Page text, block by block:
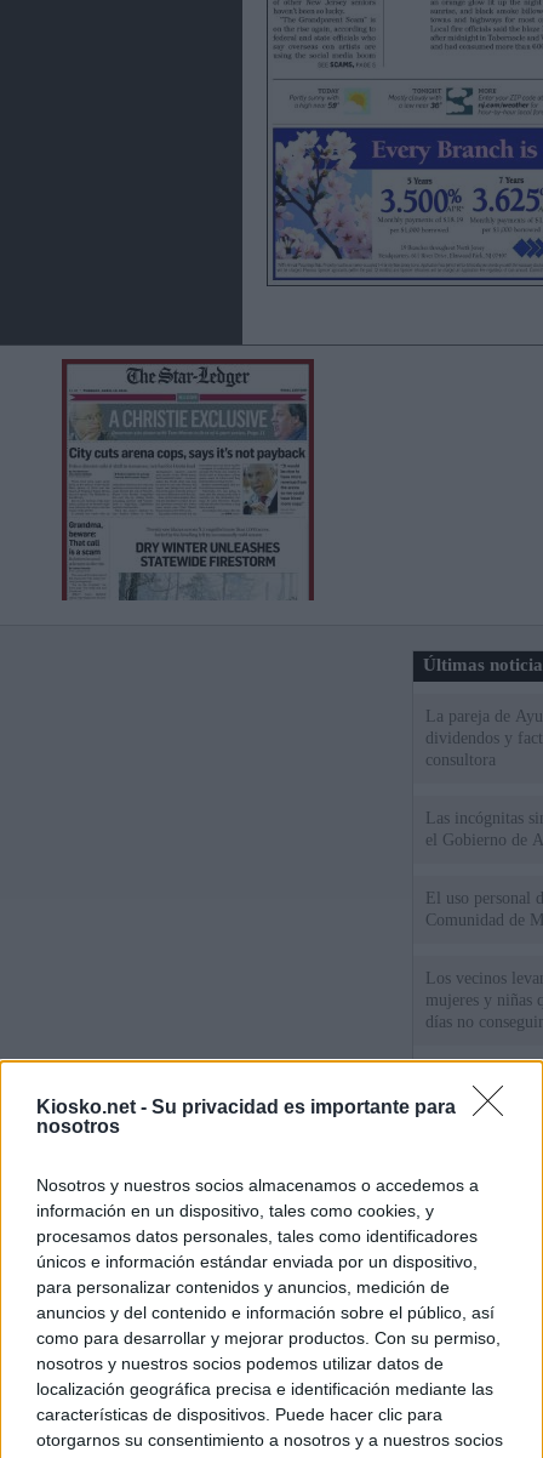
Kiosko.net - Su privacidad es importante para
nosotros
Nosotros y nuestros socios almacenamos o accedemos a
información en un dispositivo, tales como cookies, y
procesamos datos personales, tales como identificadores
únicos e información estándar enviada por un dispositivo,
para personalizar contenidos y anuncios, medición de
anuncios y del contenido e información sobre el público, así
como para desarrollar y mejorar productos. Con su permiso,
nosotros y nuestros socios podemos utilizar datos de
localización geográfica precisa e identificación mediante las
características de dispositivos. Puede hacer clic para
otorgarnos su consentimiento a nosotros y a nuestros socios
Últimas
La pareja de
dividendos y
consultora
Las incógnitas
el Gobierno de
El uso personal
Comunidad de
Los vecinos
mujeres y niñas
días no
mientras llama
España tiene
principales, un
© Kiosko.net Aviso Legal Privacidad y Cookies